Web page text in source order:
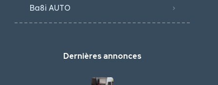
Ba8i AUTO
Dernières annonces